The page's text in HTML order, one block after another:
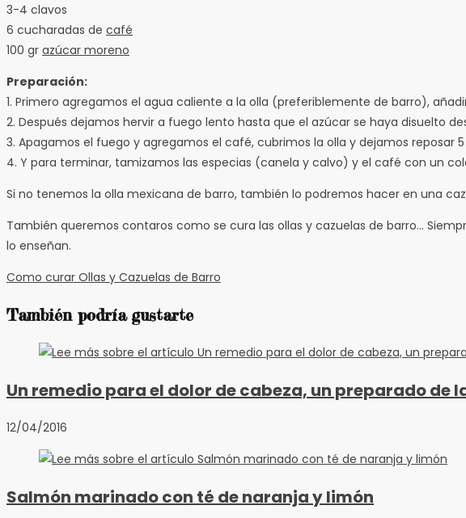
3-4 clavos
6 cucharadas de café
100 gr azúcar moreno
Preparación:
1. Primero agregamos el agua caliente a la olla (preferiblemente de barro),
2. Después dejamos hervir a fuego lento hasta que el azúcar se haya disuelto
3. Apagamos el fuego y agregamos el café, cubrimos la olla y dejamos reposar
4. Y para terminar, tamizamos las especias (canela y calvo) y el café con un
Si no tenemos la olla mexicana de barro, también lo podremos hacer en una
También queremos contaros como se cura las ollas y cazuelas de barro…
lo enseñan.
Como curar Ollas y Cazuelas de Barro
También podría gustarte
Un remedio para el dolor de cabeza, un preparado de
12/04/2016
Salmón marinado con té de naranja y limón